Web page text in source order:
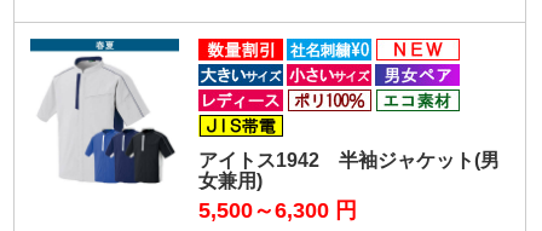
アイトス1942 半袖ジャケット(男
女兼用)
5,500～6,300 円